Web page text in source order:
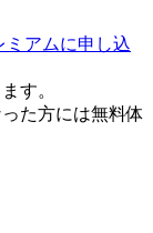
ミアムに申し込
す。
た方には無料体